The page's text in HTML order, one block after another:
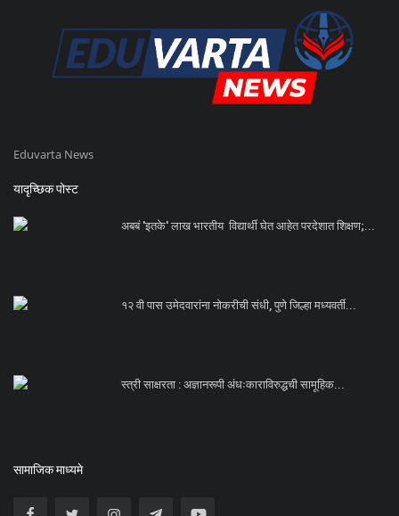
Eduvarta News
यादृच्छिक पोस्ट
अबबं 'इतके' लाख भारतीय विद्यार्थी घेत आहेत परदेशात शिक्षण;...
१२ वी पास उमेदवारांना नोकरीची संधी, पुणे जिल्हा मध्यवर्ती...
स्त्री साक्षरता : अज्ञानरूपी अंधःकाराविरुद्धची सामूहिक...
सामाजिक माध्यमे